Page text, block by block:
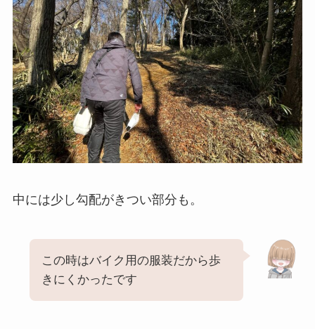
中には少し勾配がきつい部分も。
この時はバイク用の服装だから歩
きにくかったです